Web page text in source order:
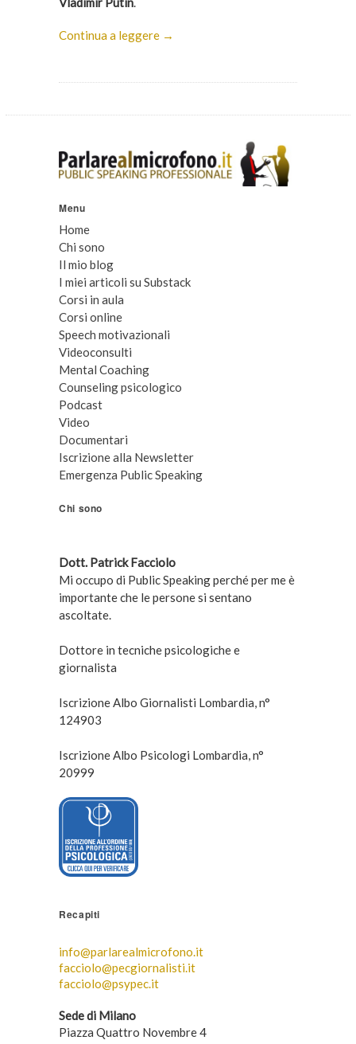
Continua a leggere →
Menu
Home
Chi sono
Il mio blog
I miei articoli su Substack
Corsi in aula
Corsi online
Speech motivazionali
Videoconsulti
Mental Coaching
Counseling psicologico
Podcast
Video
Documentari
Iscrizione alla Newsletter
Emergenza Public Speaking
Chi sono
Dott. Patrick Facciolo
Mi occupo di Public Speaking perché per me è
importante che le persone si sentano
ascoltate.
Dottore in tecniche psicologiche e
giornalista
Iscrizione Albo Giornalisti Lombardia, n°
124903
Iscrizione Albo Psicologi Lombardia, n°
20999
Recapiti
info@parlarealmicrofono.it
facciolo@pecgiornalisti.it
facciolo@psypec.it
Sede di Milano
Piazza Quattro Novembre 4